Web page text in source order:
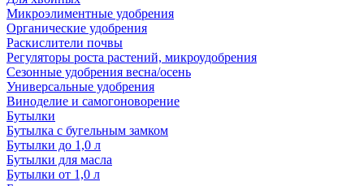
Микроэлиментные удобрения
Органические удобрения
Раскислители почвы
Регуляторы роста растений, микроудобрения
Сезонные удобрения весна/осень
Универсальные удобрения
Виноделие и самогоноворение
Бутылки
Бутылка с бугельным замком
Бутылки до 1,0 л
Бутылки для масла
Бутылки от 1,0 л